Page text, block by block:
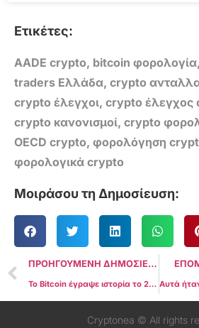
Ετικέτες:
AADE crypto, bitcoin φορολογία,
traders Ελλάδα, crypto
crypto έλεγχοι, crypto
crypto κανονισμοί, crypto
OECD crypto, φορολόγηση
φορολογικά crypto
Μοιράσου τη Δημοσίευση:
ΠΡΟΗΓΟΥΜΕΝΗ ΔΗΜΟΣΙΕΥΣΗ
Το Bitcoin έγραψε ιστορία το 2025: Η πιο «ήσυχη» χρονιά όλων των εποχών και γιατί αυτό τρομάζει τους traders
Cryptonea © All rights